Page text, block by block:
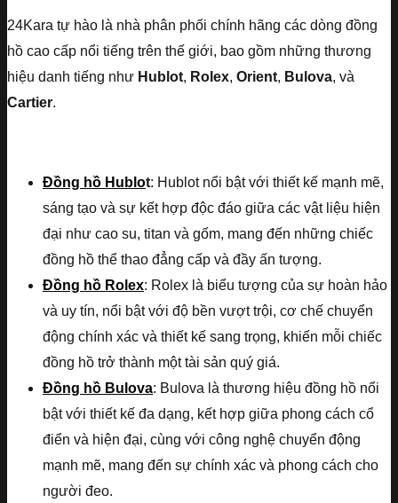
24Kara tự hào là nhà phân phối chính hãng các dòng đồng
hồ cao cấp nổi tiếng trên thế giới, bao gồm những thương
hiệu danh tiếng như Hublot, Rolex, Orient, Bulova, và
Cartier.
Đồng hồ Hublot: Hublot nổi bật với thiết kế mạnh mẽ,
sáng tạo và sự kết hợp độc đáo giữa các vật liệu hiện
đại như cao su, titan và gốm, mang đến những chiếc
đồng hồ thể thao đẳng cấp và đầy ấn tượng.
Đồng hồ Rolex: Rolex là biểu tượng của sự hoàn hảo
và uy tín, nổi bật với độ bền vượt trội, cơ chế chuyển
động chính xác và thiết kế sang trọng, khiến mỗi chiếc
đồng hồ trở thành một tài sản quý giá.
Đồng hồ Bulova: Bulova là thương hiệu đồng hồ nổi
bật với thiết kế đa dạng, kết hợp giữa phong cách cổ
điển và hiện đại, cùng với công nghệ chuyển động
mạnh mẽ, mang đến sự chính xác và phong cách cho
người đeo.